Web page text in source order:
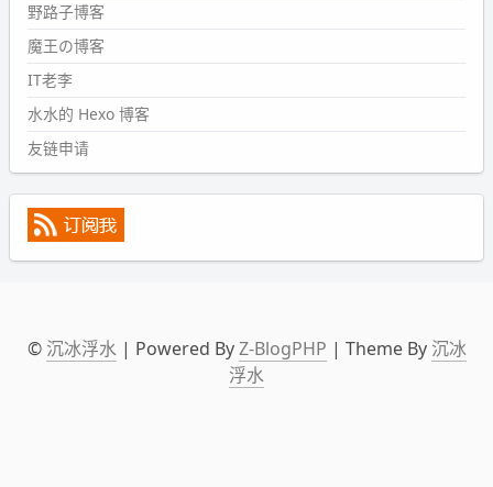
#PubWord
表，21 年 11 月底发现 B 站上线了这部，直到前几天才看
完，还是分两次看的。。接下来有五项是 2019 年的，都是
电影 —— 略长的待办列表。。
野路子博客
魔王の博客
IT老李
水水的 Hexo 博客
友链申请
© 沉冰浮水| Powered ByZ-BlogPHP | Theme By 沉冰
浮水